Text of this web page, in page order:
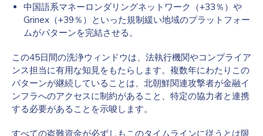
中国語系マネーロンダリングネットワーク（+33％）や
Grinex（+39％）といった規制緩い地域のプラットフォー
ムがパターンを完結させる。
この45日間の洗浄ウィンドウは、法執行機関やコンプライア
ンス担当に有用な知見をもたらします。複数年にわたりこの
パターンが継続していることは、北朝鮮関連攻撃者が金融イ
ンフラへのアクセスに制約があること、特定の協力者と連携
する必要があることを示唆します。
すべての盗難資金が必ずしもこのタイムラインに従うとは限